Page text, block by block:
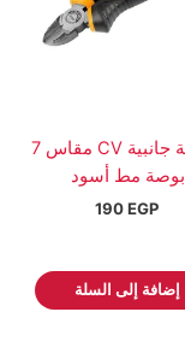
قصافة جانبية CV مقاس 7
بوصة مط أسود
190EGP
إضافة إلى السلة